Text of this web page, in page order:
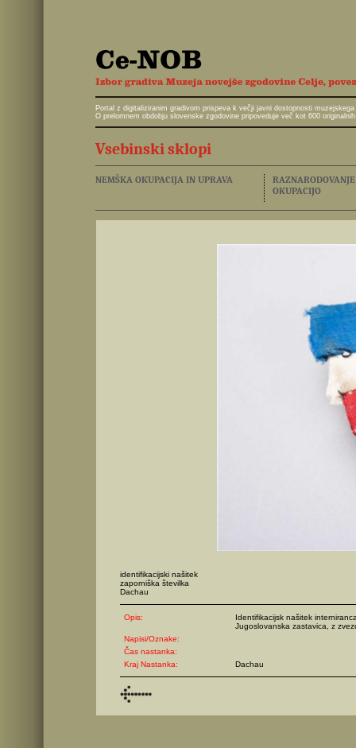
Portal z digitaliziranim gradivom prispeva k večji javni dostopnosti
O prelomnem obdobju slovenske zgodovine pripoveduje več kot 600
Vsebinski sklopi
NEMŠKA OKUPACIJA IN UPRAVA
OKUPACIJO
identifikacijski našitek
zaporniška številka
Dachau
Opis:
Identifikacijsk našitek
Jugoslovanska zastavica, z
Napisi/Oznake:
Čas nastanka:
Kraj Nastanka:
Dachau